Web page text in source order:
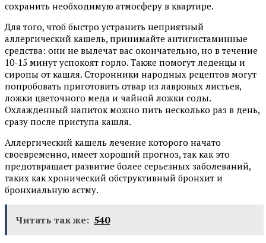
сохранить необходимую атмосферу в квартире.
Для того, чтоб быстро устранить неприятный
аллергический кашель, принимайте антигистаминные
средства: они не вылечат вас окончательно, но в течение
10-15 минут успокоят горло. Также помогут леденцы и
сиропы от кашля. Сторонники народных рецептов могут
попробовать приготовить отвар из лавровых листьев,
ложки цветочного меда и чайной ложки соды.
Охлажденный напиток можно пить несколько раз в день,
сразу после приступа кашля.
Аллергический кашель лечение которого начато
своевременно, имеет хороший прогноз, так как это
предотвращает развитие более серьезных заболеваний,
таких как хронический обструктивный бронхит и
бронхиальную астму.
Читать так же: 540